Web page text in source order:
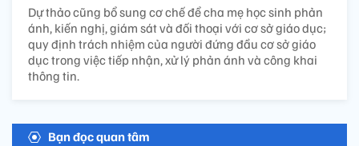
Dự thảo cũng bổ sung cơ chế để cha mẹ học sinh phản
ánh, kiến nghị, giám sát và đối thoại với cơ sở giáo dục;
quy định trách nhiệm của người đứng đầu cơ sở giáo
dục trong việc tiếp nhận, xử lý phản ánh và công khai
thông tin.
Bạn đọc quan tâm